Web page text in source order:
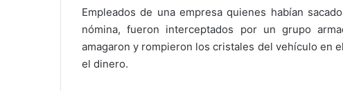
Empleados de una empresa quienes habían
nómina, fueron interceptados por un grupo
amagaron y rompieron los cristales del vehículo en
el dinero.